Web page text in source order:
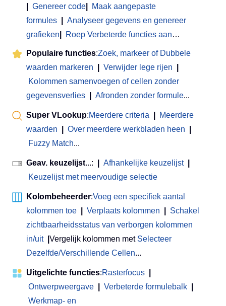
Genereer code
Maak aangepaste
formules
Analyseer gegevens en genereer
grafieken
Roep Verbeterde functies aan…
Populaire functies:Zoek, markeer of Dubbele
waarden markeren
Verwijder lege rijen
Kolommen samenvoegen of cellen zonder
gegevensverlies
Afronden zonder formule...
Super VLookup:Meerdere criteria
Meerdere
waarden
Over meerdere werkbladen heen
Fuzzy Match...
Geav. keuzelijst...: Afhankelijke keuzelijst
Keuzelijst met meervoudige selectie
Kolombeheerder:Voeg een specifiek aantal
kolommen toe
Verplaats kolommen
Schakel
zichtbaarheidsstatus van verborgen kolommen
in/uit
Vergelijk kolommen met Selecteer
Dezelfde/Verschillende Cellen...
Uitgelichte functies:Rasterfocus
Ontwerpweergave
Verbeterde formulebalk
Werkmap- en